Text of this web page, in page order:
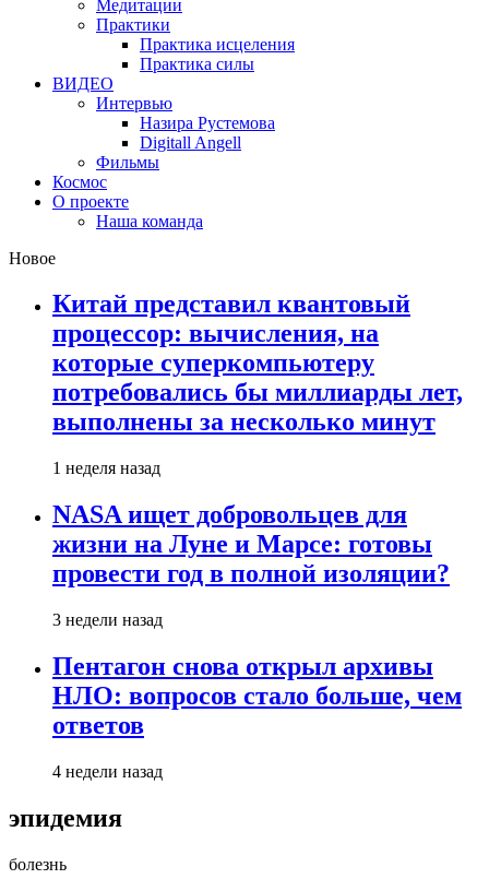
Медитации
Практики
Практика исцеления
Практика силы
ВИДЕО
Интервью
Назира Рустемова
Digitall Angell
Фильмы
Космос
О проекте
Наша команда
Новое
Китай представил квантовый
процессор: вычисления, на
которые суперкомпьютеру
потребовались бы миллиарды лет,
выполнены за несколько минут
1 неделя назад
NASA ищет добровольцев для
жизни на Луне и Марсе: готовы
провести год в полной изоляции?
3 недели назад
Пентагон снова открыл архивы
НЛО: вопросов стало больше, чем
ответов
4 недели назад
эпидемия
болезнь